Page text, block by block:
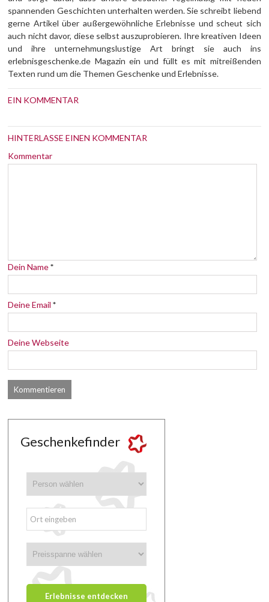
spannenden Geschichten unterhalten werden. Sie schreibt liebend
gerne Artikel über außergewöhnliche Erlebnisse und scheut sich
auch nicht davor, diese selbst auszuprobieren. Ihre kreativen Ideen
und ihre unternehmungslustige Art bringt sie auch ins
erlebnisgeschenke.de Magazin ein und füllt es mit mitreißenden
Texten rund um die Themen Geschenke und Erlebnisse.
EIN KOMMENTAR
HINTERLASSE EINEN KOMMENTAR
Kommentar
Dein Name *
Deine Email *
Deine Webseite
Geschenkefinder